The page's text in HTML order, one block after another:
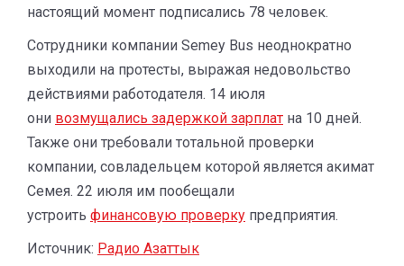
настоящий момент подписались 78 человек.
Сотрудники компании Semey Bus неоднократно
выходили на протесты, выражая недовольство
действиями работодателя. 14 июля
они возмущались задержкой зарплат на 10 дней.
Также они требовали тотальной проверки
компании, совладельцем которой является акимат
Семея. 22 июля им пообещали
устроить финансовую проверку предприятия.
Источник: Радио Азаттык